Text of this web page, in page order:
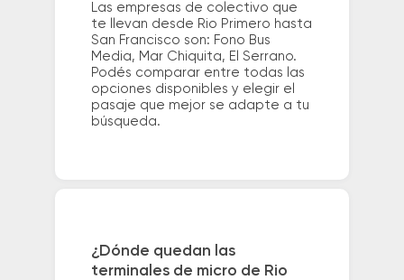
Las empresas de colectivo que
te llevan desde Rio Primero hasta
San Francisco son: Fono Bus
Media, Mar Chiquita, El Serrano.
Podés comparar entre todas las
opciones disponibles y elegir el
pasaje que mejor se adapte a tu
búsqueda.
¿Dónde quedan las
terminales de micro de Rio